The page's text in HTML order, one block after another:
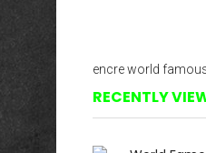
encre world
RECENTLY